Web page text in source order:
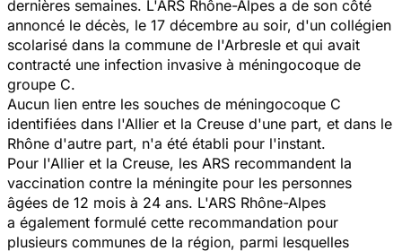
dernières semaines. L'ARS Rhône-Alpes a de son côté
annoncé le décès, le 17 décembre au soir, d'un collégien
scolarisé dans la commune de l'Arbresle et qui avait
contracté une infection invasive à méningocoque de
groupe C.
Aucun lien entre les souches de méningocoque C
identifiées dans l'Allier et la Creuse d'une part, et dans le
Rhône d'autre part, n'a été établi pour l'instant.
Pour l'Allier et la Creuse, les ARS recommandent la
vaccination contre la méningite pour les personnes
âgées de 12 mois à 24 ans. L'ARS Rhône-Alpes
a également formulé cette recommandation pour
plusieurs communes de la région, parmi lesquelles